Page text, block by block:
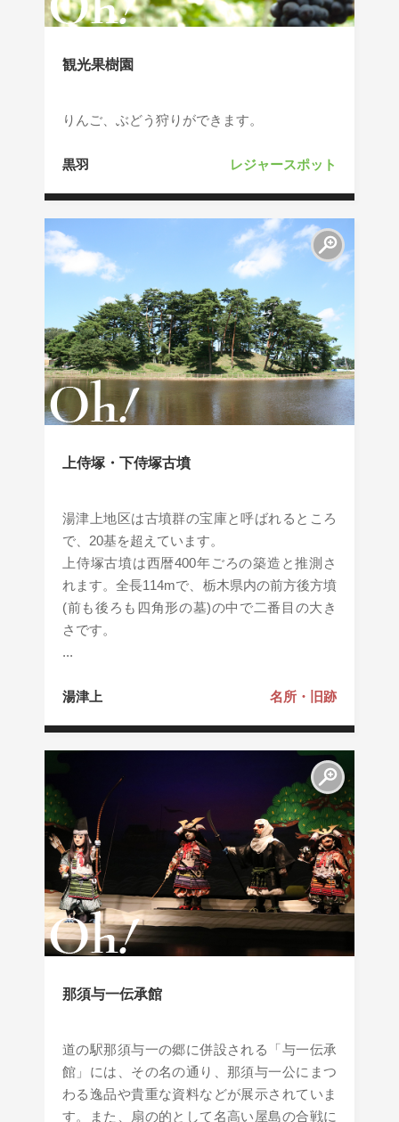
観光果樹園
りんご、ぶどう狩りができます。
黒羽 レジャースポット
上侍塚・下侍塚古墳
湯津上地区は古墳群の宝庫と呼ばれるところ
で、20基を超えています。
上侍塚古墳は西暦400年ごろの築造と推測さ
れます。全長114mで、栃木県内の前方後方墳
(前も後ろも四角形の墓)の中で二番目の大き
さです。
...
湯津上 名所・旧跡
那須与一伝承館
道の駅那須与一の郷に併設される「与一伝承
館」には、その名の通り、那須与一公にまつ
わる逸品や貴重な資料などが展示されていま
す。また、扇の的として名高い屋島の合戦に